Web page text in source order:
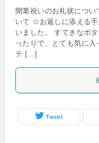
開業祝いのお礼状につ
いて ☆お返しに添える
いました。 すてきなボ
ったりで、とても気に
テ […]
Tweet